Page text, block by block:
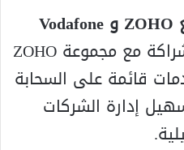
وقعت اتصالات المغرب شراكة مع مجموعة ZOHO
قائمة على السحابة
إدارة الشركات